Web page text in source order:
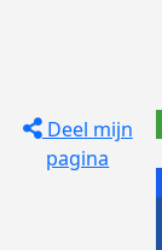
Deel mijn
pagina